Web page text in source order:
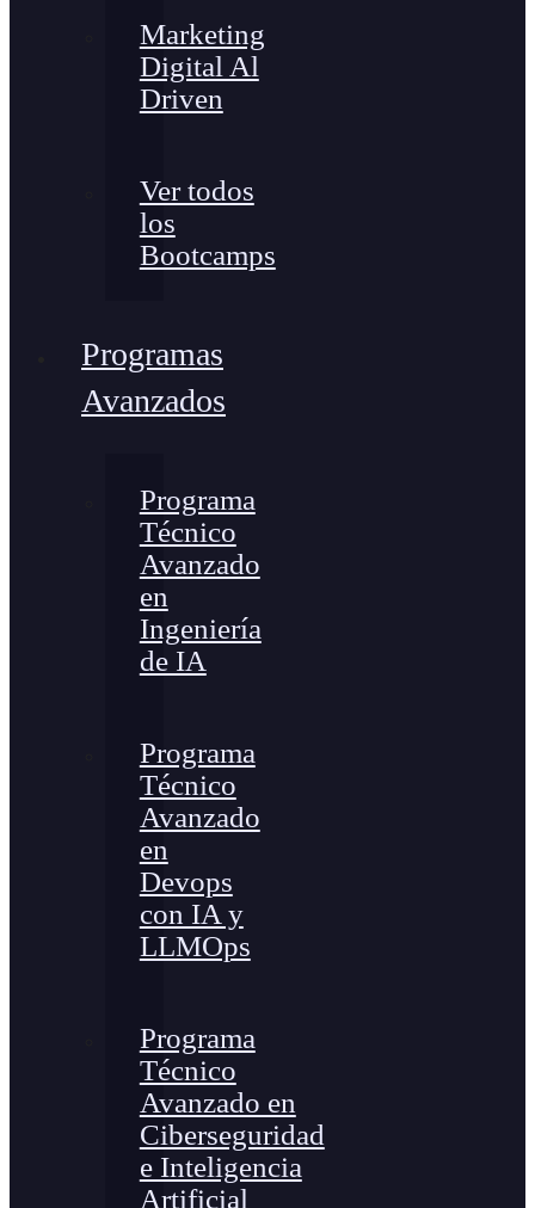
Marketing
Digital Al
Driven
Ver todos
los
Bootcamps
Programas
Avanzados
Programa
Técnico
Avanzado
en
Ingeniería
de IA
Programa
Técnico
Avanzado
en
Devops
con IA y
LLMOps
Programa
Técnico
Avanzado en
Ciberseguridad
e Inteligencia
Artificial